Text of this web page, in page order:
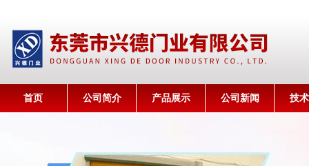
首页 公司简介 产品展示 公司新闻 技